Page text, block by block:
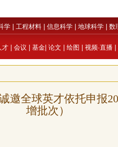
学 工程材料 信息科学 地球科学 数
才 会议 基金 论文 绘图 视频·直播
邀全球英才依托申报
增批次）